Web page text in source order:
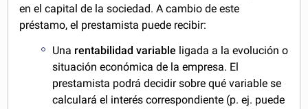
en el capital de la sociedad. A cambio de este
préstamo, el prestamista puede recibir:
Una rentabilidad variable ligada a la evolución o
situación económica de la empresa. El
prestamista podrá decidir sobre qué variable se
calculará el interés correspondiente (p. ej. puede